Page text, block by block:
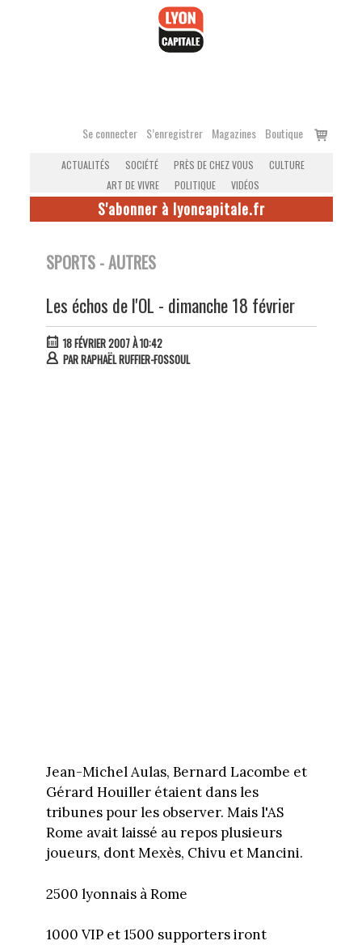
Se connecter S’enregistrer Magazines Boutique
Voir
ACTUALITÉS SOCIÉTÉ PRÈS DE CHEZ VOUS
CULTURE
ART DE VIVRE
POLITIQUE VIDÉOS
S'abonner à lyoncapitale.fr
SPORTS - AUTRES
Les échos de l'OL - dimanche 18 février
18 FÉVRIER 2007 À 10:42
PARRAPHAËL RUFFIER-FOSSOUL
Jean-Michel Aulas, Bernard Lacombe et
Gérard Houiller étaient dans les
tribunes pour les observer. Mais l'AS
Rome avait laissé au repos plusieurs
joueurs, dont Mexès, Chivu et Mancini.
2500 lyonnais à Rome
1000 VIP et 1500 supporters iront